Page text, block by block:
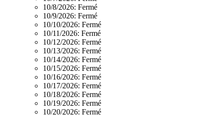
10/8/2026: Fermé
10/9/2026: Fermé
10/10/2026: Fermé
10/11/2026: Fermé
10/12/2026: Fermé
10/13/2026: Fermé
10/14/2026: Fermé
10/15/2026: Fermé
10/16/2026: Fermé
10/17/2026: Fermé
10/18/2026: Fermé
10/19/2026: Fermé
10/20/2026: Fermé